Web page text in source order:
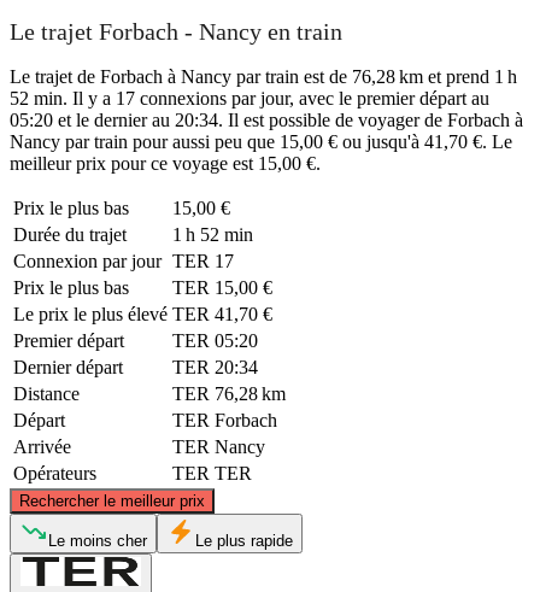
Le trajet Forbach - Nancy en train
Le trajet de Forbach à Nancy par train est de 76,28 km et prend 1 h
52 min. Il y a 17 connexions par jour, avec le premier départ au
05:20 et le dernier au 20:34. Il est possible de voyager de Forbach à
Nancy par train pour aussi peu que 15,00 € ou jusqu'à 41,70 €. Le
meilleur prix pour ce voyage est 15,00 €.
Prix ​​le plus bas
15,00 €
Durée du trajet
1 h 52 min
Connexion par jour TER 17
Prix ​​le plus bas
TER 15,00 €
Le prix le plus élevé TER 41,70 €
Premier départ
TER 05:20
Dernier départ
TER 20:34
Distance
TER 76,28 km
Départ
TER Forbach
Arrivée
TER Nancy
Opérateurs
TER TER
Rechercher le meilleur prix
Le moins cher Le plus rapide